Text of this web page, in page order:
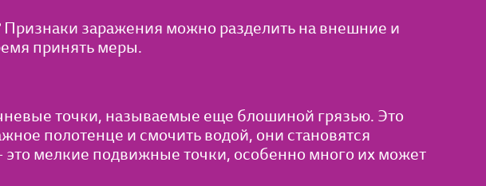
Признаки заражения можно разделить на внешние и
принять меры.
точки, называемые еще блошиной грязью. Это
полотенце и смочить водой, они становятся
мелкие подвижные точки, особенно много их может